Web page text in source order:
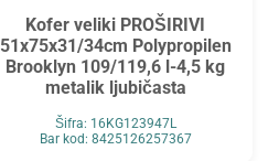
Kofer veliki PROŠIRIVI
51x75x31/34cm Polypropilen
Brooklyn 109/119,6 l-4,5 kg
metalik ljubičasta
Šifra: 16KG123947L
Bar kod: 8425126257367